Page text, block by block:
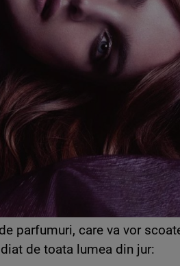
parfumuri, care va vor
de toata lumea din jur: